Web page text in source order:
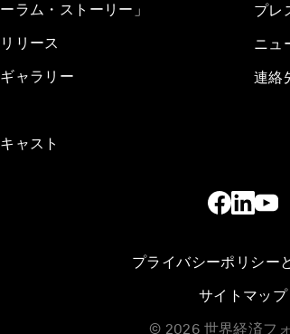
ーラム・ストーリー」
リース
ャラリー
ャスト
プレ
ニュ
連絡
プライバシーポリシー
サイトマップ
© 2026 世界経済フ